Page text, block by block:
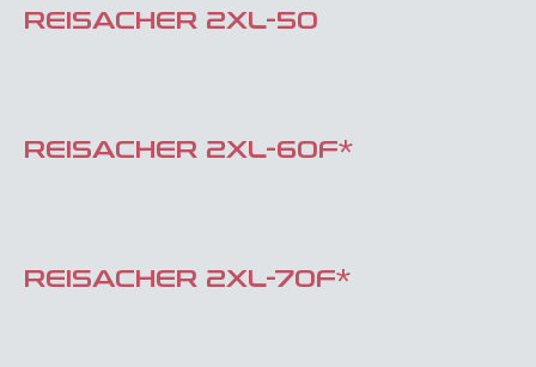
REISACHER 2XL-50
REISACHER 2XL-60F*
REISACHER 2XL-70F*